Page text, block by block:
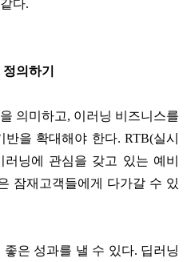
다.
의하기
의미하고, 이러닝 비즈니스를
을 확대해야 한다. RTB(실시
닝에 관심을 갖고 있는 예비
잠재고객들에게 다가갈 수 있
은 성과를 낼 수 있다. 딥러닝